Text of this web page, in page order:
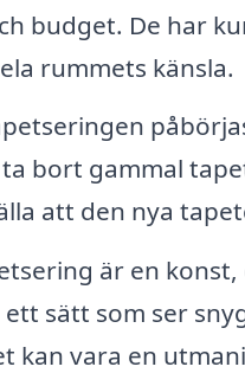
budget. De har
rummets känsla.
bort gammal
att den nya
är en
sätt som ser
kan vara en